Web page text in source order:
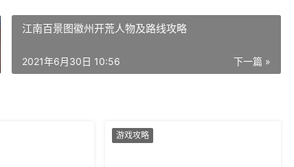
江南百景图徽州开荒人物及路线攻略
下一篇 »
2021年6月30日 10:56
游戏攻略